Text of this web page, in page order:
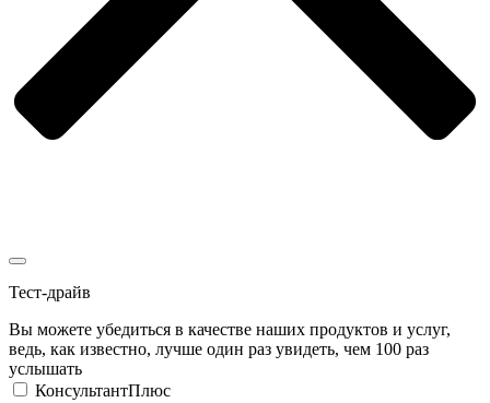
Тест-драйв
Вы можете убедиться в качестве наших продуктов и услуг,
ведь, как известно, лучше один раз увидеть, чем 100 раз
услышать
КонсультантПлюс